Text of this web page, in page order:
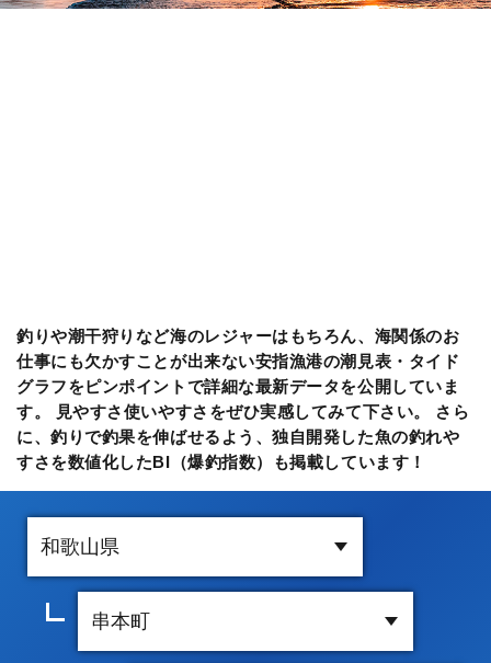
釣りや潮干狩りなど海のレジャーはもちろん、海関係のお
仕事にも欠かすことが出来ない安指漁港の潮見表・タイド
グラフをピンポイントで詳細な最新データを公開していま
す。 見やすさ使いやすさをぜひ実感してみて下さい。 さら
に、釣りで釣果を伸ばせるよう、独自開発した魚の釣れや
すさを数値化したBI（爆釣指数）も掲載しています！